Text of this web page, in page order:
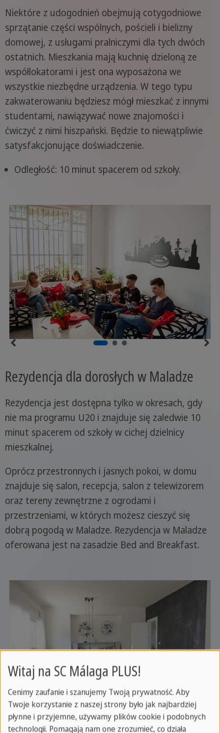
Niektóre z udogodnień obejmują cotygodniowe
sprzątanie części wspólnych, pościeli i bielizny
domowej, z usługami pralniczymi dla tych dwóch
ostatnich. Mieszkania mają kuchnię dzieloną ze
współlokatorami i jest ona wyposażona we
wszystkie niezbędne urządzenia. W tego typu
zakwaterowaniu będziesz mógł mieszkać z innymi
studentami, nawiązywać nowe znajomości i
ćwiczyć z nimi hiszpański. Będzie to niewątpliwie
satysfakcjonujące doświadczenie.
Odległość: 10 minut spacerem od szkoły.
Rezydencja dla dorosłych w Maladze
Rezydencja jest dostępna tylko w okresach, gdy
nie ma programu U20 i znajduje się zaledwie 10
minut spacerem od szkoły w cichej dzielnicy
mieszkalnej.
Oprócz przestronnych i jasnych pokoi, w domu
znajduje się salon, recepcja, salon z telewizorem
oraz tereny zewnętrzne z ogrodami i
przestrzeniami, w których możesz cieszyć się
dobrą pogodą w Maladze. Rezydencja w Maladze
oferowana jest na zasadzie Bed and Breakfast.
Witaj na SC Málaga PLUS!
Cenimy zaufanie i szanujemy Twoją prywatność. Aby
Twoje korzystanie z naszej strony było jak najbardziej
płynne i przyjemne, używamy plików cookie i podobnych
technologii. Pomagają nam one zrozumieć, co działa